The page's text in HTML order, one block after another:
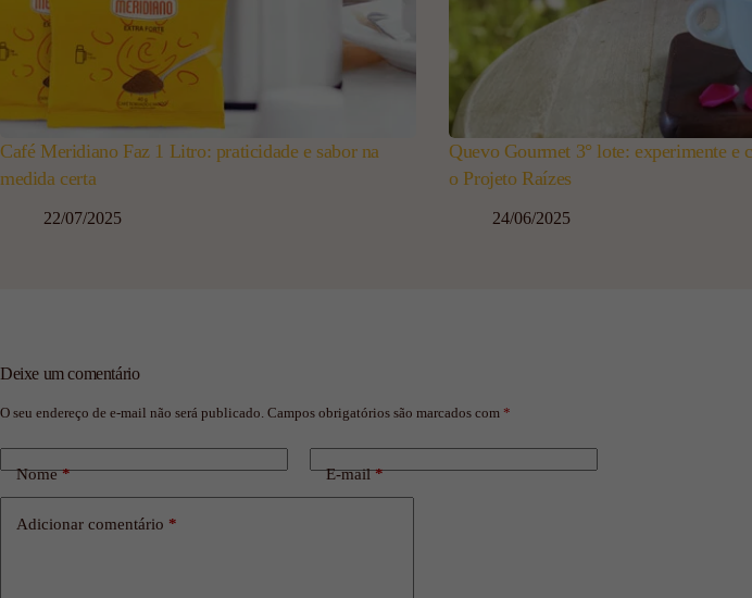
Café Meridiano Faz 1 Litro: praticidade e sabor na
medida certa
22/07/2025
Quevo Gourmet 3° lote: experimente e
o Projeto Raízes
24/06/2025
Deixe um comentário
O seu endereço de e-mail não será publicado. Campos obrigatórios são marcados com *
Nome* E-mail*
Adicionar comentário *